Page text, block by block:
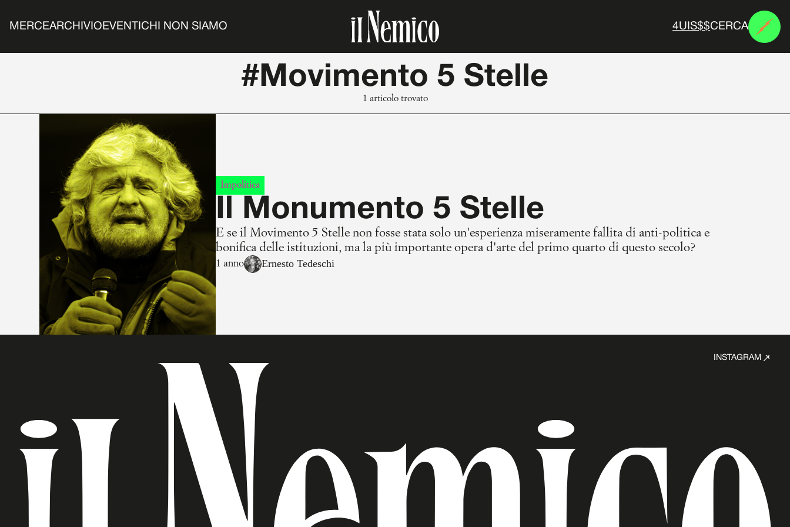
MERCEARCHIVIO EVENTI CHI NON SIAMO NEMESICERCA
#Movimento 5 Stelle
1 articolo trovato
Impolitica
Il Monumento 5 Stelle
E se il Movimento 5 Stelle non fosse stata solo un'esperienza miseramente fallita di anti-politica e
bonifica delle istituzioni, ma la più importante opera d'arte del primo quarto di questo secolo?
1 anno Ernesto Tedeschi
INSTAGRAM